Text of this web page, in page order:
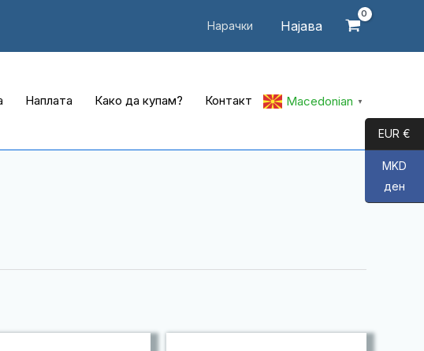
Нарачки Најава
Наплата Како да купам? Контакт Macedonian ▼
EUR €
MKD
ден